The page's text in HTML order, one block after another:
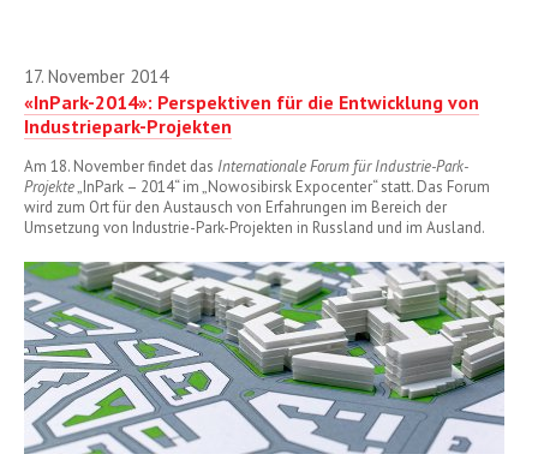
17. November 2014
«InPark-2014»: Perspektiven für die Entwicklung von
Industriepark-Projekten
Am 18. November findet das Internationale Forum für Industrie-Park-
Projekte„InPark – 2014“ im „Nowosibirsk Expocenter“ statt. Das Forum
wird zum Ort für den Austausch von Erfahrungen im Bereich der
Umsetzung von Industrie-Park-Projekten in Russland und im Ausland.